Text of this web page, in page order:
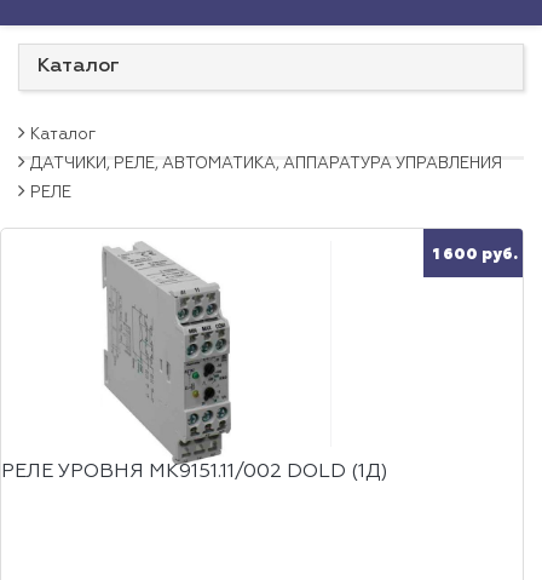
Каталог
Каталог
ДАТЧИКИ, РЕЛЕ, АВТОМАТИКА, АППАРАТУРА УПРАВЛЕНИЯ
РЕЛЕ
1 600 руб.
РЕЛЕ УРОВНЯ MK9151.11/002 DOLD (1Д)